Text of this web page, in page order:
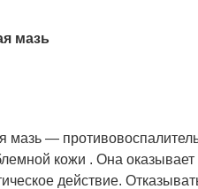
мазь
мазь —
кожи . Она
действие.